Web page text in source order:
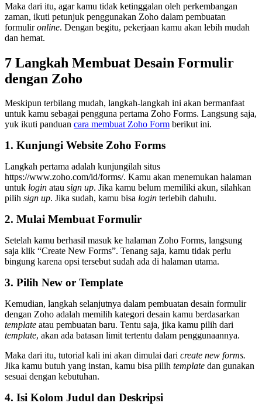
Maka dari itu, agar kamu tidak ketinggalan oleh perkembangan
zaman, ikuti petunjuk penggunakan Zoho dalam pembuatan
formulironline. Dengan begitu, pekerjaan kamu akan lebih mudah
dan hemat.
7 Langkah Membuat Desain Formulir
dengan Zoho
Meskipun terbilang mudah, langkah-langkah ini akan bermanfaat
untuk kamu sebagai pengguna pertama Zoho Forms. Langsung saja,
yuk ikuti panduan cara membuat Zoho Form berikut ini.
1. Kunjungi Website Zoho Forms
Langkah pertama adalah kunjungilah situs
https://www.zoho.com/id/forms/. Kamu akan menemukan halaman
untuk login atau sign up. Jika kamu belum memiliki akun, silahkan
pilih sign up. Jika sudah, kamu bisa login terlebih dahulu.
2. Mulai Membuat Formulir
Setelah kamu berhasil masuk ke halaman Zoho Forms, langsung
saja klik “Create New Forms”. Tenang saja, kamu tidak perlu
bingung karena opsi tersebut sudah ada di halaman utama.
3. Pilih New or Template
Kemudian, langkah selanjutnya dalam pembuatan desain formulir
dengan Zoho adalah memilih kategori desain kamu berdasarkan
template atau pembuatan baru. Tentu saja, jika kamu pilih dari
template, akan ada batasan limit tertentu dalam penggunaannya.
Maka dari itu, tutorial kali ini akan dimulai dari create new forms.
Jika kamu butuh yang instan, kamu bisa pilih template dan gunakan
sesuai dengan kebutuhan.
4. Isi Kolom Judul dan Deskripsi